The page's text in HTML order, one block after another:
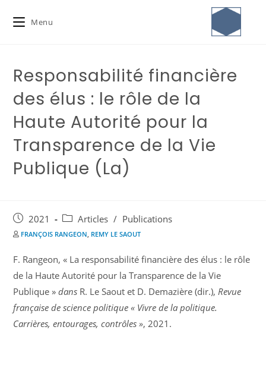
Menu
Responsabilité financière
des élus : le rôle de la
Haute Autorité pour la
Transparence de la Vie
Publique (La)
2021 Articles / Publications
FRANÇOIS RANGEON, REMY LE SAOUT
F. Rangeon, « La responsabilité financière des élus : le rôle
de la Haute Autorité pour la Transparence de la Vie
Publique »dans R. Le Saout et D. Demazière (dir.),Revue
française de science politique « Vivre de la politique.
Carrières, entourages, contrôles », 2021.